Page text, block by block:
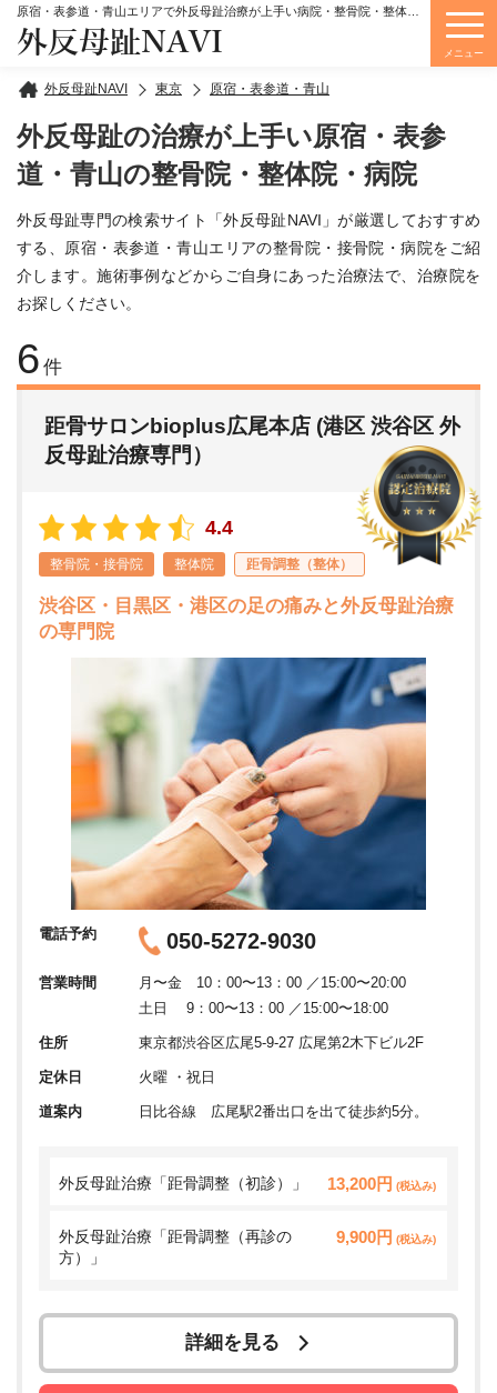
外反母趾NAVI
外反母趾NAVI 東京 原宿・表参道・青山
外反母趾の治療が上手い原宿・表参
道・青山の整骨院・整体院・病院
外反母趾専門の検索サイト「外反母趾NAVI」が厳選しておすすめ
する、原宿・表参道・青山エリアの整骨院・接骨院・病院をご紹
介します。施術事例などからご自身にあった治療法で、治療院を
お探しください。
6 件
距骨サロンbioplus広尾本店 (港区 渋谷区 外
反母趾治療専門）
4.4
整骨院・接骨院 整体院 距骨調整（整体）
渋谷区・目黒区・港区の足の痛みと外反母趾治療
の専門院
電話予約 050-5272-9030
営業時間
月〜金 10：00〜13：00 ／15:00〜20:00
土日 9：00〜13：00 ／15:00〜18:00
住所 東京都渋谷区広尾5-9-27 広尾第2木下ビル2F
定休日 火曜 ・祝日
道案内 日比谷線 広尾駅2番出口を出て徒歩約5分。
外反母趾治療「距骨調整（初診）」 13,200円 (税込み)
外反母趾治療「距骨調整（再診の
方）」
9,900円 (税込み)
詳細を見る
メニュー